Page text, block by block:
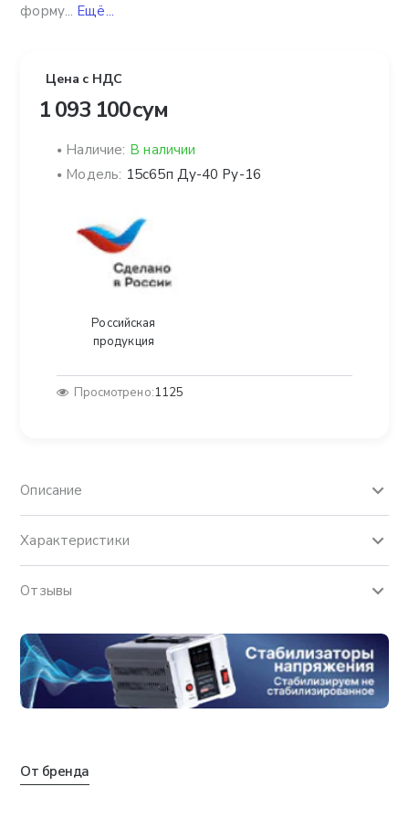
форму... Ещё...
Цена с НДС
1 093 100 сум
Наличие: В наличии
Модель: 15с65п Ду-40 Ру-16
Российская
продукция
Просмотрено:1125
Описание
Характеристики
Отзывы
От бренда